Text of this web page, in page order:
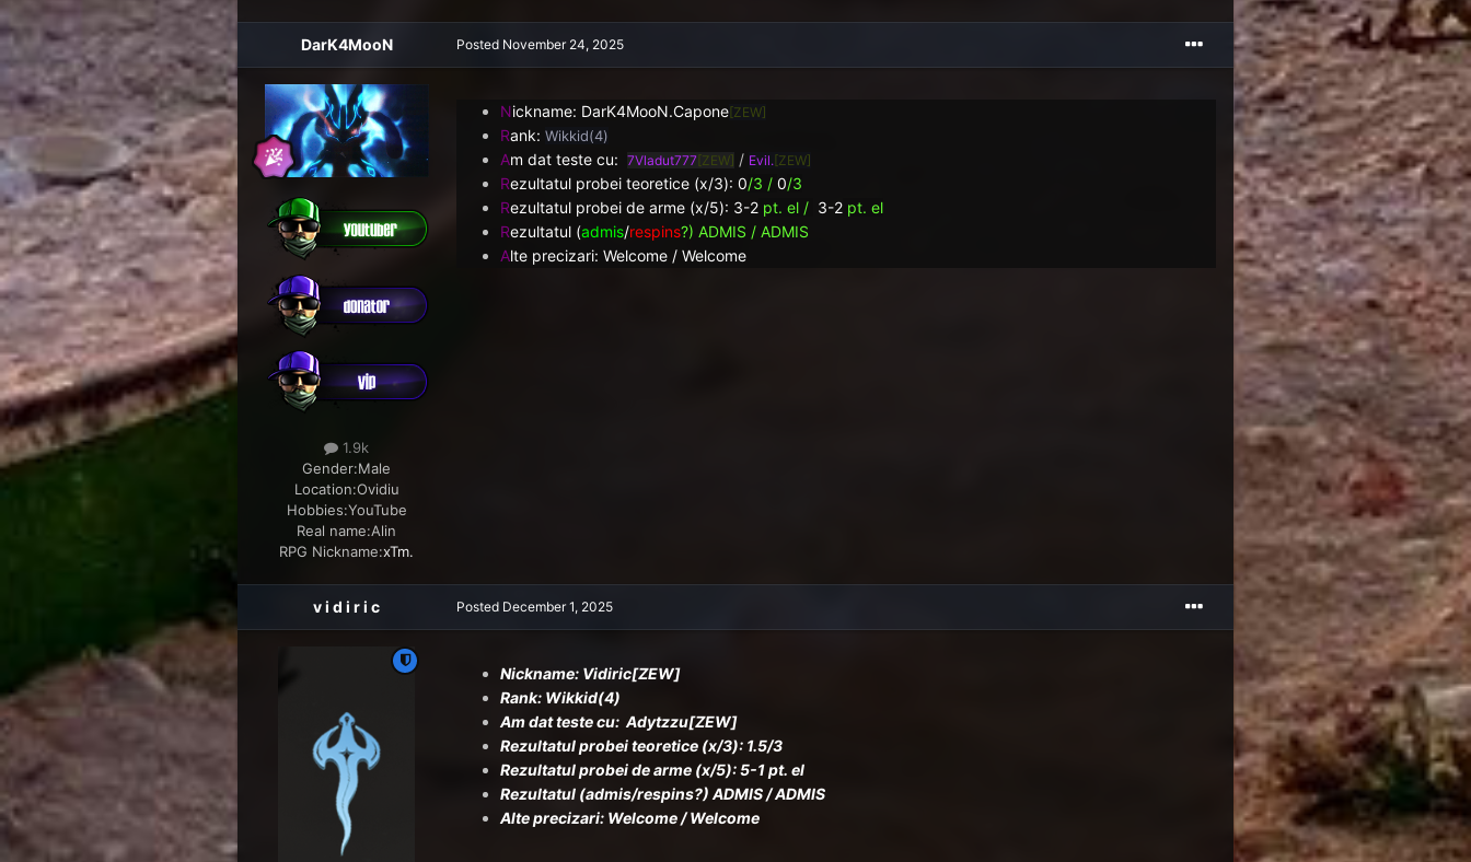
DarK4MooN
1.9k
Gender:Male
Location:Ovidiu
Hobbies:YouTube
Real name:Alin
RPG Nickname:xTm.
Posted November 24, 2025
Nickname: DarK4MooN.Capone[ZEW]
Rank: Wikkid(4)
Am dat teste cu: 7Vladut777 [ZEW] / Evil.[ZEW]
Rezultatul probei teoretice (x/3): 0/3 / 0/3
Rezultatul probei de arme (x/5): 3-2pt. el / 3-2pt. el
Rezultatul (admis/respins?) ADMIS / ADMIS
Alte precizari: Welcome / Welcome
v i d i r i c Posted December 1, 2025
Nickname: Vidiric[ZEW]
Rank: Wikkid(4)
Am dat teste cu: Adytzzu[ZEW]
Rezultatul probei teoretice (x/3): 1.5/3
Rezultatul probei de arme (x/5): 5-1 pt. el
Rezultatul (admis/respins?) ADMIS / ADMIS
Alte precizari: Welcome / Welcome